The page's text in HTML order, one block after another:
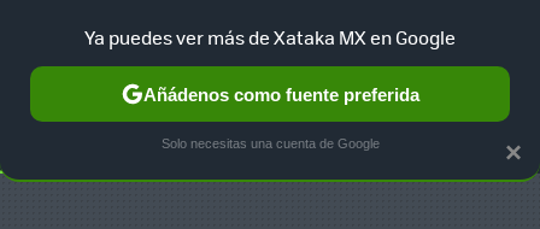
SELECCIÓN GAMING HOME AUTO TERRITORIO
×
Ya puedes ver más de Xataka MX en Google
Añádenos como fuente preferida
Solo necesitas una cuenta de Google